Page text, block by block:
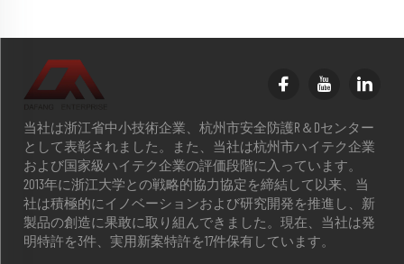
当社は浙江省中小技術企業、杭州市安全防護R＆Dセンター
として表彰されました。また、当社は杭州市ハイテク企業
および国家級ハイテク企業の評価段階に入っています。
2013年に浙江大学との戦略的協力協定を締結して以来、当
社は積極的にイノベーションおよび研究開発を推進し、新
製品の創造に果敢に取り組んできました。現在、当社は発
明特許を3件、実用新案特許を17件保有しています。